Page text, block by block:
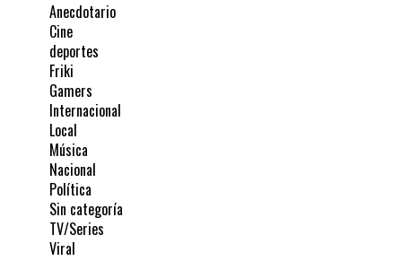
Anecdotario
Cine
deportes
Friki
Gamers
Internacional
Local
Música
Nacional
Política
Sin categoría
TV/Series
Viral